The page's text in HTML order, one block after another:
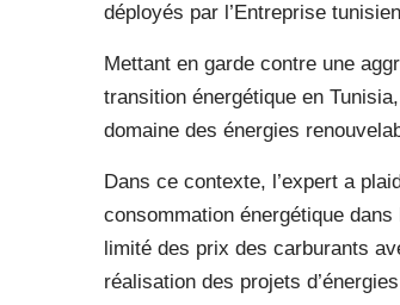
déployés par l’Entreprise
Mettant en garde contre une
transition énergétique en
domaine des énergies
Dans ce contexte, l’expert a
consommation énergétique
limité des prix des carburants
réalisation des projets